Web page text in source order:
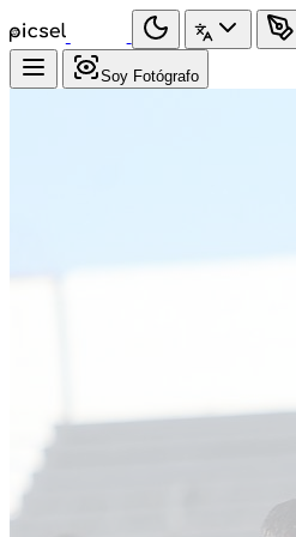
Soy Fotógrafo